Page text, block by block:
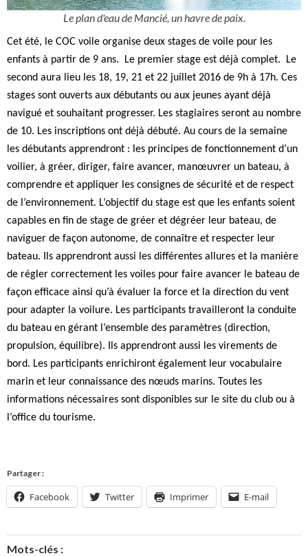
Le plan d'eau de Mancié, un havre de paix.
Cet été, le COC voile organise deux stages de voile pour les
enfants à partir de 9 ans. Le premier stage est déjà complet. Le
second aura lieu les 18, 19, 21 et 22 juillet 2016 de 9h à 17h. Ces
stages sont ouverts aux débutants ou aux jeunes ayant déjà
navigué et souhaitant progresser. Les stagiaires seront au nombre
de 10. Les inscriptions ont déjà débuté. Au cours de la semaine
les débutants apprendront : les principes de fonctionnement d’un
voilier, à gréer, diriger, faire avancer, manœuvrer un bateau, à
comprendre et appliquer les consignes de sécurité et de respect
de l’environnement. L’objectif du stage est que les enfants soient
capables en fin de stage de gréer et dégréer leur bateau, de
naviguer de façon autonome, de connaître et respecter leur
bateau. Ils apprendront aussi les différentes allures et la manière
de régler correctement les voiles pour faire avancer le bateau de
façon efficace ainsi qu’à évaluer la force et la direction du vent
pour adapter la voilure. Les participants travailleront la conduite
du bateau en gérant l’ensemble des paramètres (direction,
propulsion, équilibre). Ils apprendront aussi les virements de
bord. Les participants enrichiront également leur vocabulaire
marin et leur connaissance des nœuds marins. Toutes les
informations nécessaires sont disponibles sur le site du club ou à
l’office du tourisme.
Partager :
Facebook Twitter Imprimer E-mail
Mots-clés :